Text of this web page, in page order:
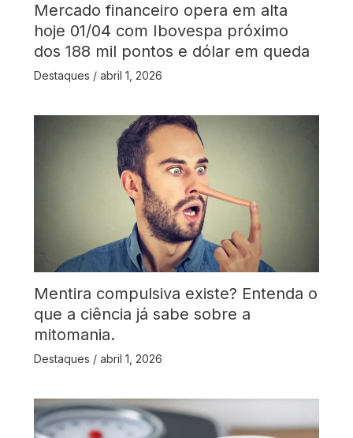
Mercado financeiro opera em alta
hoje 01/04 com Ibovespa próximo
dos 188 mil pontos e dólar em queda
Destaques / abril 1, 2026
Mentira compulsiva existe? Entenda o
que a ciência já sabe sobre a
mitomania.
Destaques / abril 1, 2026